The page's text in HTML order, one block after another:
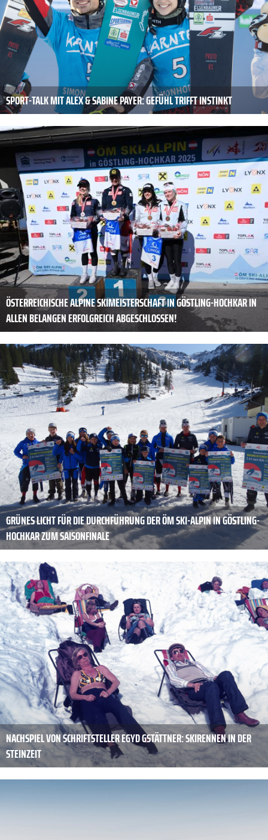
SPORT-TALK MIT ALEX & SABINE PAYER: GEFÜHL TRIFFT INSTINKT
ÖSTERREICHISCHE ALPINE SKIMEISTERSCHAFT IN GÖSTLING-HOCHKAR IN
ALLEN BELANGEN ERFOLGREICH ABGESCHLOSSEN!
GRÜNES LICHT FÜR DIE DURCHFÜHRUNG DER ÖM SKI-ALPIN IN GÖSTLING-
HOCHKAR ZUM SAISONFINALE
NACHSPIEL VON SCHRIFTSTELLER EGYD GSTÄTTNER: SKIRENNEN IN DER
STEINZEIT